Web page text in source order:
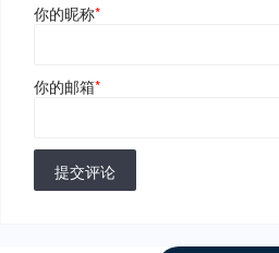
你的昵称*
你的邮箱*
提交评论